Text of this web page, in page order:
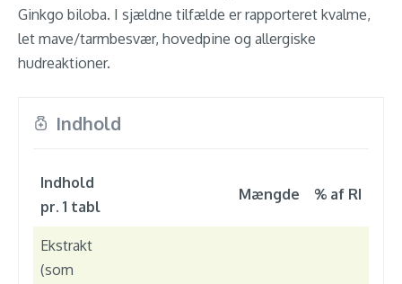
Ginkgo biloba. I sjældne tilfælde er rapporteret kvalme,
let mave/tarmbesvær, hovedpine og allergiske
hudreaktioner.
Indhold
Indhold
pr. 1 tabl
Mængde % af RI
Ekstrakt
(som